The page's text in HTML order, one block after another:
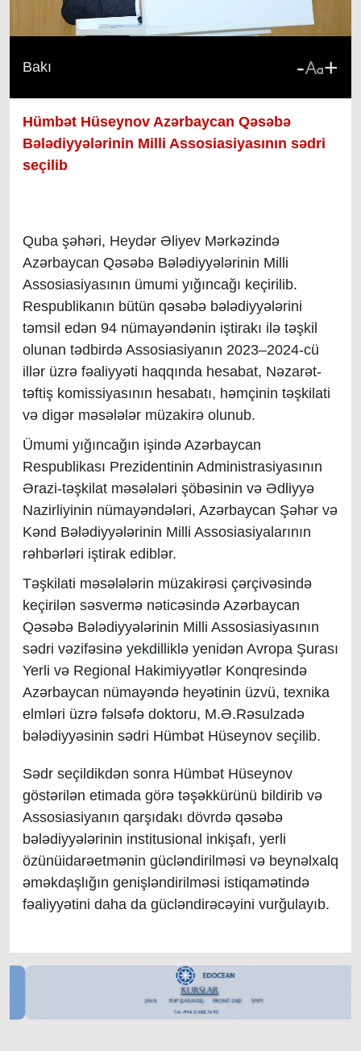
Bakı - +
Hümbət Hüseynov Azərbaycan Qəsəbə
Bələdiyyələrinin Milli Assosiasiyasının sədri
seçilib
Quba şəhəri, Heydər Əliyev Mərkəzində
Azərbaycan Qəsəbə Bələdiyyələrinin Milli
Assosiasiyasının ümumi yığıncağı keçirilib.
Respublikanın bütün qəsəbə bələdiyyələrini
təmsil edən 94 nümayəndənin iştirakı ilə təşkil
olunan tədbirdə Assosiasiyanın 2023–2024-cü
illər üzrə fəaliyyəti haqqında hesabat, Nəzarət-
təftiş komissiyasının hesabatı, həmçinin təşkilati
və digər məsələlər müzakirə olunub.
Ümumi yığıncağın işində Azərbaycan
Respublikası Prezidentinin Administrasiyasının
Ərazi-təşkilat məsələləri şöbəsinin və Ədliyyə
Nazirliyinin nümayəndələri, Azərbaycan Şəhər və
Kənd Bələdiyyələrinin Milli Assosiasiyalarının
rəhbərləri iştirak ediblər.
Təşkilati məsələlərin müzakirəsi çərçivəsində
keçirilən səsvermə nəticəsində Azərbaycan
Qəsəbə Bələdiyyələrinin Milli Assosiasiyasının
sədri vəzifəsinə yekdilliklə yenidən Avropa Şurası
Yerli və Regional Hakimiyyətlər Konqresində
Azərbaycan nümayəndə heyətinin üzvü, texnika
elmləri üzrə fəlsəfə doktoru, M.Ə.Rəsulzadə
bələdiyyəsinin sədri Hümbət Hüseynov seçilib.
Sədr seçildikdən sonra Hümbət Hüseynov
göstərilən etimada görə təşəkkürünü bildirib və
Assosiasiyanın qarşıdakı dövrdə qəsəbə
bələdiyyələrinin institusional inkişafı, yerli
özünüidarəetmənin gücləndirilməsi və beynəlxalq
əməkdaşlığın genişləndirilməsi istiqamətində
fəaliyyətini daha da gücləndirəcəyini vurğulayıb.